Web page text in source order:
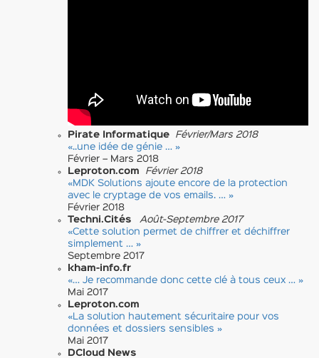
Pirate Informatique Février/Mars 2018
«..une idée de génie … »
Février – Mars 2018
Leproton.com Février 2018
«MDK Solutions ajoute encore de la protection
avec le cryptage de vos emails. … »
Février 2018
Techni.Cités Août-Septembre 2017
«Cette solution permet de chiffrer et déchiffrer
simplement … »
Septembre 2017
kham-info.fr
«… Je recommande donc cette clé à tous ceux … »
Mai 2017
Leproton.com
«La solution hautement sécuritaire pour vos
données et dossiers sensibles »
Mai 2017
DCloud News